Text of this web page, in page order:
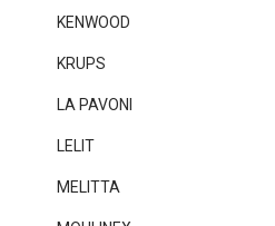
KENWOOD
KRUPS
LA PAVONI
LELIT
MELITTA